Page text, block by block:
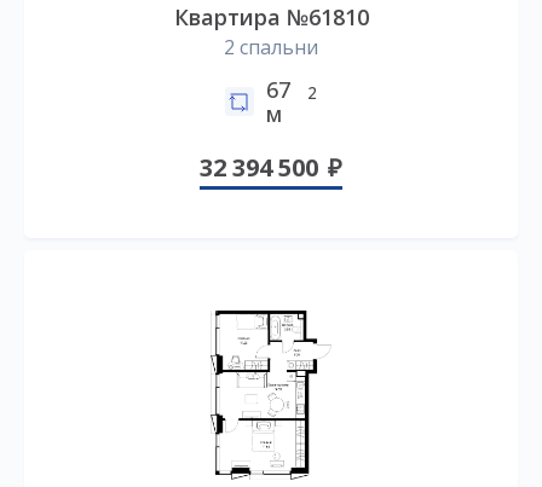
Квартира №61810
2 спальни
67
м
2
32 394 500